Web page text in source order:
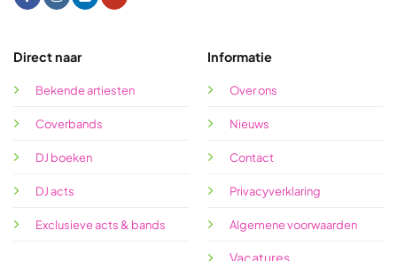
Direct naar
Bekende artiesten
Coverbands
DJ boeken
DJ acts
Exclusieve acts & bands
Informatie
Over ons
Nieuws
Contact
Privacyverklaring
Algemene voorwaarden
Vacatures